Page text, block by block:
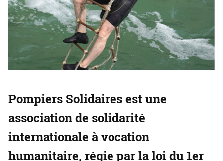
Pompiers Solidairesest une
association de solidarité
internationale à vocation
humanitaire, régie par la loi du 1er